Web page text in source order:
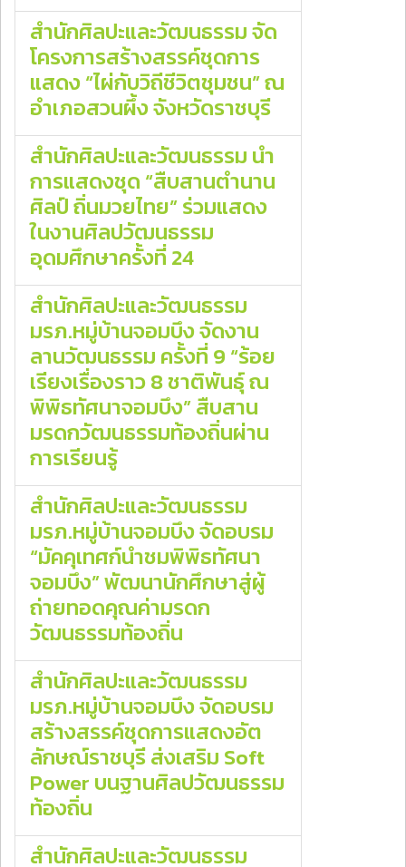
สำนักศิลปะและวัฒนธรรม จัด
โครงการสร้างสรรค์ชุดการ
แสดง “ไผ่กับวิถีชีวิตชุมชน” ณ
อำเภอสวนผึ้ง จังหวัดราชบุรี
สำนักศิลปะและวัฒนธรรม นำ
การแสดงชุด “สืบสานตำนาน
ศิลป์ ถิ่นมวยไทย” ร่วมแสดง
ในงานศิลปวัฒนธรรม
อุดมศึกษาครั้งที่ 24
สำนักศิลปะและวัฒนธรรม
มรภ.หมู่บ้านจอมบึง จัดงาน
ลานวัฒนธรรม ครั้งที่ 9 “ร้อย
เรียงเรื่องราว 8 ชาติพันธุ์ ณ
พิพิธทัศนาจอมบึง” สืบสาน
มรดกวัฒนธรรมท้องถิ่นผ่าน
การเรียนรู้
สำนักศิลปะและวัฒนธรรม
มรภ.หมู่บ้านจอมบึง จัดอบรม
“มัคคุเทศก์นำชมพิพิธทัศนา
จอมบึง” พัฒนานักศึกษาสู่ผู้
ถ่ายทอดคุณค่ามรดก
วัฒนธรรมท้องถิ่น
สำนักศิลปะและวัฒนธรรม
มรภ.หมู่บ้านจอมบึง จัดอบรม
สร้างสรรค์ชุดการแสดงอัต
ลักษณ์ราชบุรี ส่งเสริม Soft
Power บนฐานศิลปวัฒนธรรม
ท้องถิ่น
สำนักศิลปะและวัฒนธรรม